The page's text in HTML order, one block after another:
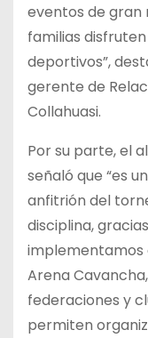
eventos de gran
familias
deportivos”,
gerente de
Collahuasi.
Por su parte, el
señaló que “es
anfitrión del
disciplina,
implementamos
Arena
federaciones y
permiten